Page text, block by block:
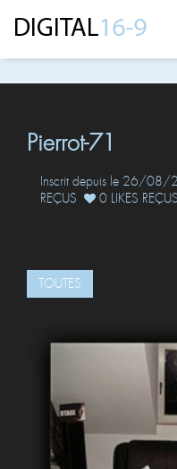
Pierrot-71
Inscrit depuis le 26/08/
REÇUS
0 LIKES REÇUS
TOUTES